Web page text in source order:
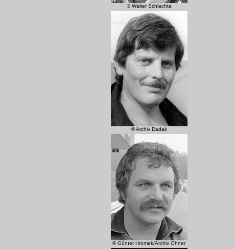
© Walter Schlachta
© Archiv Dadak
© Günter Hromek/Archiv Ohner